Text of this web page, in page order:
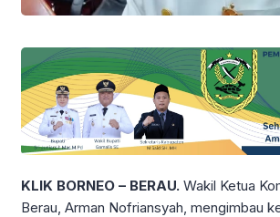
KLIK BORNEO – BERAU. Wakil Ketua
Berau, Arman Nofriansyah, mengimbau